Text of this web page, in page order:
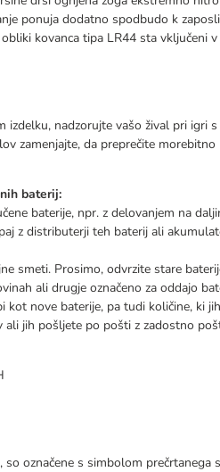
ponuja dodatno spodbudo k
kovanca tipa LR44 sta vključeni
izdelku, nadzorujte vašo žival pri igri
zamenjajte, da preprečite
baterij:
baterije, npr. z delovanjem na
z distributerji teh baterij ali
smeti. Prosimo, odvrzite stare
ali drugje označeno za oddajo
nove baterije, pa tudi količine, ki
ali jih pošljete po pošti z zadostno
označene s simbolom